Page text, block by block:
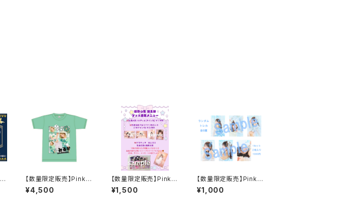
【数量限定販売】Pinky
Spice蒼以みるか 20
26誕生祭Tシャツ
¥4,500
【数量限定販売】Pinky
Spice姫野心愛 202
5誕生祭衣装ソロチェキ
¥1,500
【数量限定販売】Pinky
Spice花村かれん 20
25誕生祭ランダムトレ
¥1,000